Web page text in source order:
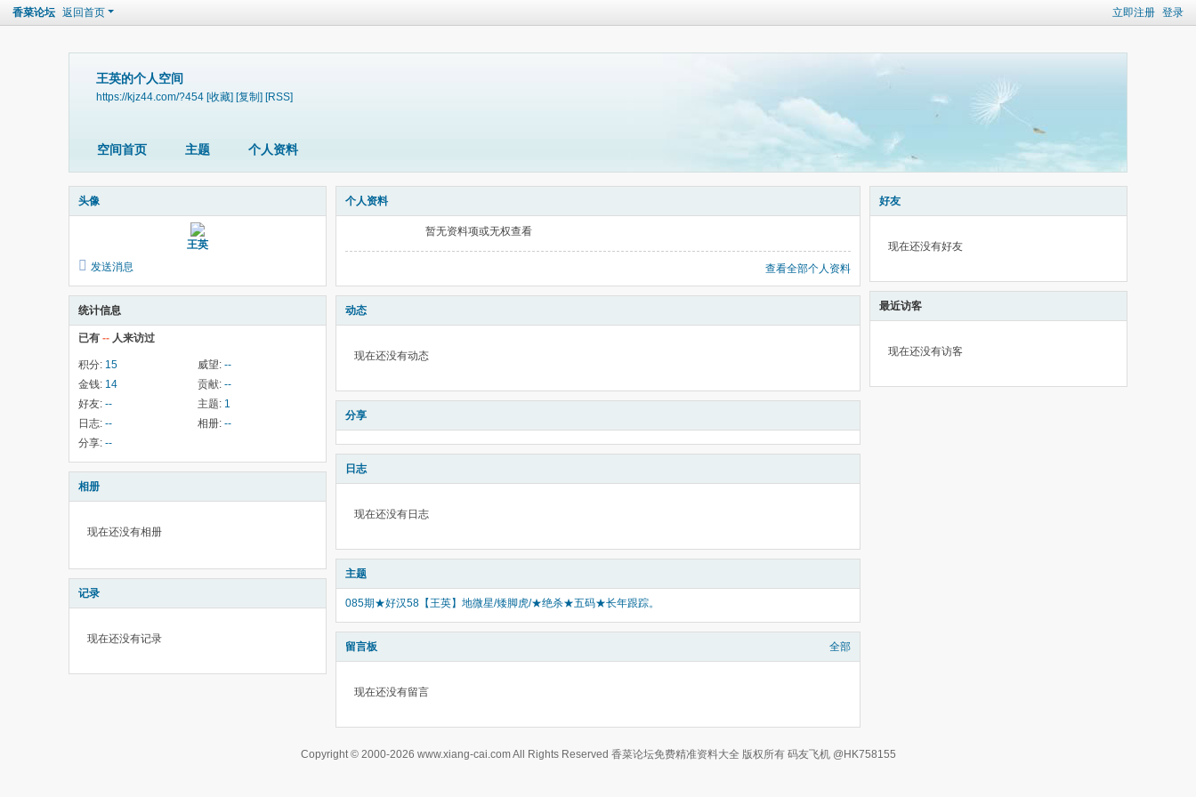
立即注册 登录
香菜论坛 返回首页
王英的个人空间
https://kjz44.com/?454 [收藏] [复制] [RSS]
空间首页 主题 个人资料
头像
王英
发送消息
统计信息
已有 -- 人来访过
积分: 15 威望: --
金钱: 14 贡献: --
好友: -- 主题: 1
日志: -- 相册: --
分享: --
相册
现在还没有相册
记录
现在还没有记录
个人资料
暂无资料项或无权查看
查看全部个人资料
动态
现在还没有动态
分享
日志
现在还没有日志
主题
085期★好汉58【王英】地微星/矮脚虎/★绝杀★五码★长年跟踪。
留言板 全部
现在还没有留言
好友
现在还没有好友
最近访客
现在还没有访客
Copyright © 2000-2026 www.xiang-cai.com All Rights Reserved 香菜论坛免费精准资料大全 版权所有 码友飞机 @HK758155